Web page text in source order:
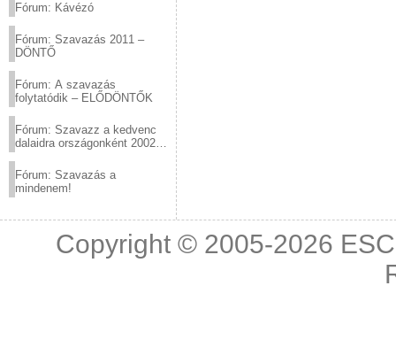
Fórum: Kávézó
Fórum: Szavazás 2011 –
DÖNTŐ
Fórum: A szavazás
folytatódik – ELŐDÖNTŐK
Fórum: Szavazz a kedvenc
dalaidra országonként 2002
Fórum: Szavazás a
mindenem!
Copyright © 2005-2026